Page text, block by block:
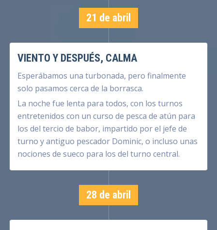
21 de abril
VIENTO Y DESPUÉS, CALMA
Esperábamos una turbonada, pero finalmente
solo pasamos cerca de la borrasca.
La noche fue lenta para todos, con los turnos
entretenidos con un curso de pesca de atún para
los del tercio de babor, impartido por el jefe de
turno y antiguo pescador Dominic, o incluso unas
nociones de sueco para los del turno central.
28 de abril